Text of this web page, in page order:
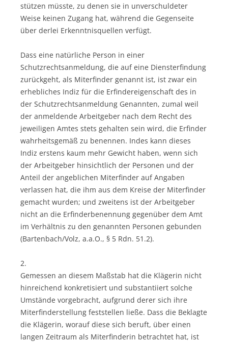
stützen müsste, zu denen sie in unverschuldeter
Weise keinen Zugang hat, während die Gegenseite
über derlei Erkenntnisquellen verfügt.
Dass eine natürliche Person in einer
Schutzrechtsanmeldung, die auf eine Diensterfindung
zurückgeht, als Miterfinder genannt ist, ist zwar ein
erhebliches Indiz für die Erfindereigenschaft des in
der Schutzrechtsanmeldung Genannten, zumal weil
der anmeldende Arbeitgeber nach dem Recht des
jeweiligen Amtes stets gehalten sein wird, die Erfinder
wahrheitsgemäß zu benennen. Indes kann dieses
Indiz erstens kaum mehr Gewicht haben, wenn sich
der Arbeitgeber hinsichtlich der Personen und der
Anteil der angeblichen Miterfinder auf Angaben
verlassen hat, die ihm aus dem Kreise der Miterfinder
gemacht wurden; und zweitens ist der Arbeitgeber
nicht an die Erfinderbenennung gegenüber dem Amt
im Verhältnis zu den genannten Personen gebunden
(Bartenbach/Volz, a.a.O., § 5 Rdn. 51.2).
2.
Gemessen an diesem Maßstab hat die Klägerin nicht
hinreichend konkretisiert und substantiiert solche
Umstände vorgebracht, aufgrund derer sich ihre
Miterfinderstellung feststellen ließe. Dass die Beklagte
die Klägerin, worauf diese sich beruft, über einen
langen Zeitraum als Miterfinderin betrachtet hat, ist